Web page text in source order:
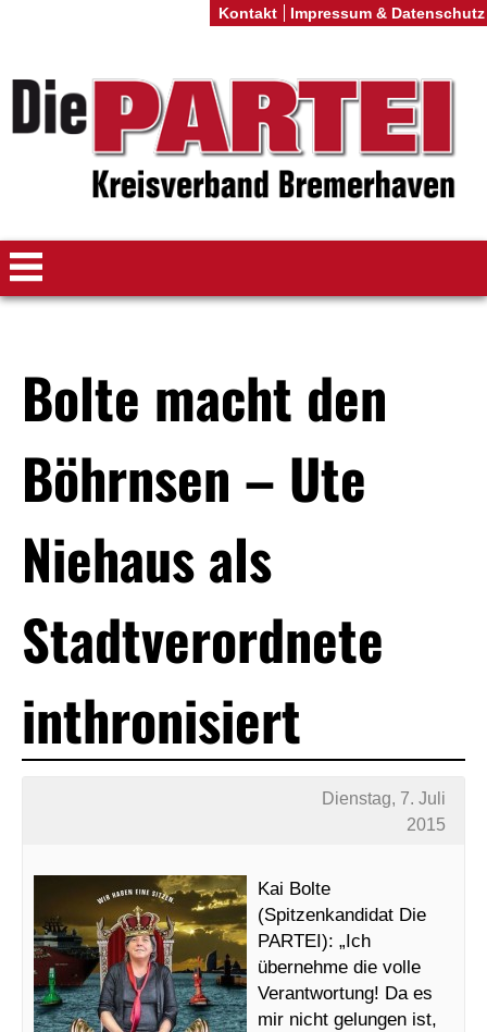
Bolte macht den
Böhrnsen – Ute
Niehaus als
Stadtverordnete
inthronisiert
Dienstag, 7. Juli
2015
Kai Bolte
(Spitzenkandidat Die
PARTEI): „Ich
übernehme die volle
Verantwortung! Da es
mir nicht gelungen ist,
Kontakt Impressum & Datenschutz